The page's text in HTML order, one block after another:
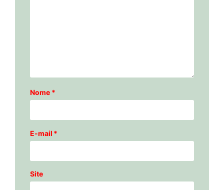
Nome *
E-mail *
Site